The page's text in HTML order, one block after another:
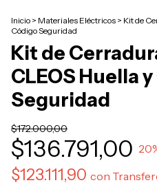
Inicio > Materiales Eléctricos > Kit de
Código Seguridad
Kit de
CLEOS Huella
Seguridad
$172.000,00
$136.791,00 20
$123.111,90 con